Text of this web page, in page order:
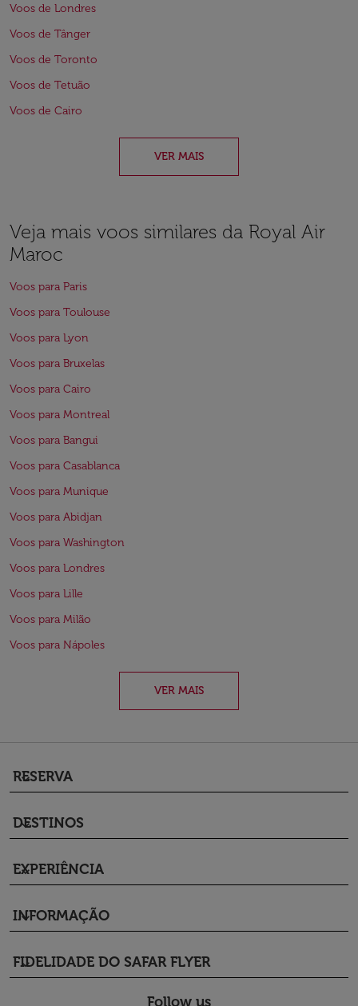
Voos de Londres
Voos de Tânger
Voos de Toronto
Voos de Tetuão
Voos de Cairo
VER MAIS
Veja mais voos similares da Royal Air
Maroc
Voos para Paris
Voos para Toulouse
Voos para Lyon
Voos para Bruxelas
Voos para Cairo
Voos para Montreal
Voos para Bangui
Voos para Casablanca
Voos para Munique
Voos para Abidjan
Voos para Washington
Voos para Londres
Voos para Lille
Voos para Milão
Voos para Nápoles
VER MAIS
RESERVA
keyboard_arrow_down
DESTINOS
keyboard_arrow_down
EXPERIÊNCIA
keyboard_arrow_down
INFORMAÇÃO
keyboard_arrow_down
FIDELIDADE DO SAFAR FLYER
keyboard_arrow_down
Follow us